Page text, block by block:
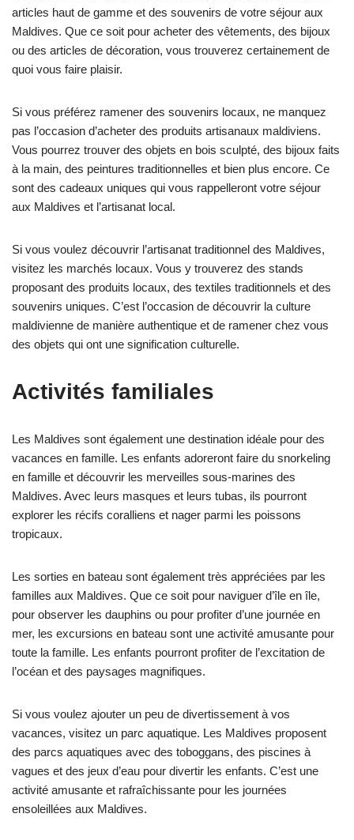
articles haut de gamme et des souvenirs de votre séjour aux
Maldives. Que ce soit pour acheter des vêtements, des bijoux
ou des articles de décoration, vous trouverez certainement de
quoi vous faire plaisir.
Si vous préférez ramener des souvenirs locaux, ne manquez
pas l’occasion d’acheter des produits artisanaux maldiviens.
Vous pourrez trouver des objets en bois sculpté, des bijoux faits
à la main, des peintures traditionnelles et bien plus encore. Ce
sont des cadeaux uniques qui vous rappelleront votre séjour
aux Maldives et l’artisanat local.
Si vous voulez découvrir l’artisanat traditionnel des Maldives,
visitez les marchés locaux. Vous y trouverez des stands
proposant des produits locaux, des textiles traditionnels et des
souvenirs uniques. C’est l’occasion de découvrir la culture
maldivienne de manière authentique et de ramener chez vous
des objets qui ont une signification culturelle.
Activités familiales
Les Maldives sont également une destination idéale pour des
vacances en famille. Les enfants adoreront faire du snorkeling
en famille et découvrir les merveilles sous-marines des
Maldives. Avec leurs masques et leurs tubas, ils pourront
explorer les récifs coralliens et nager parmi les poissons
tropicaux.
Les sorties en bateau sont également très appréciées par les
familles aux Maldives. Que ce soit pour naviguer d’île en île,
pour observer les dauphins ou pour profiter d’une journée en
mer, les excursions en bateau sont une activité amusante pour
toute la famille. Les enfants pourront profiter de l’excitation de
l’océan et des paysages magnifiques.
Si vous voulez ajouter un peu de divertissement à vos
vacances, visitez un parc aquatique. Les Maldives proposent
des parcs aquatiques avec des toboggans, des piscines à
vagues et des jeux d’eau pour divertir les enfants. C’est une
activité amusante et rafraîchissante pour les journées
ensoleillées aux Maldives.